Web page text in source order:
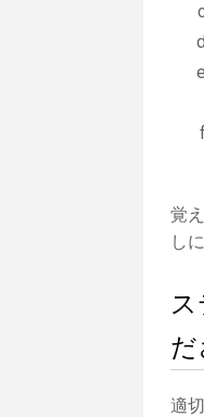
覚
し
だ
適